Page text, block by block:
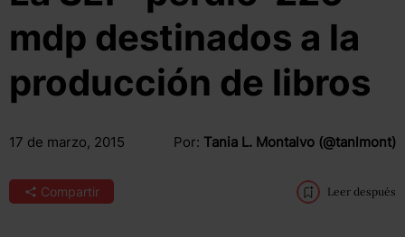
mdp destinados a la
producción de libros
17 de marzo, 2015 Por: Tania L. Montalvo (@tanlmont)
Compartir Leer después